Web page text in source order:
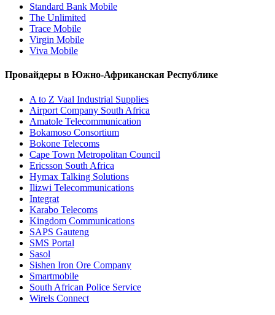
Standard Bank Mobile
The Unlimited
Trace Mobile
Virgin Mobile
Viva Mobile
Провайдеры в Южно-Африканская Республике
A to Z Vaal Industrial Supplies
Airport Company South Africa
Amatole Telecommunication
Bokamoso Consortium
Bokone Telecoms
Cape Town Metropolitan Council
Ericsson South Africa
Hymax Talking Solutions
Ilizwi Telecommunications
Integrat
Karabo Telecoms
Kingdom Communications
SAPS Gauteng
SMS Portal
Sasol
Sishen Iron Ore Company
Smartmobile
South African Police Service
Wirels Connect